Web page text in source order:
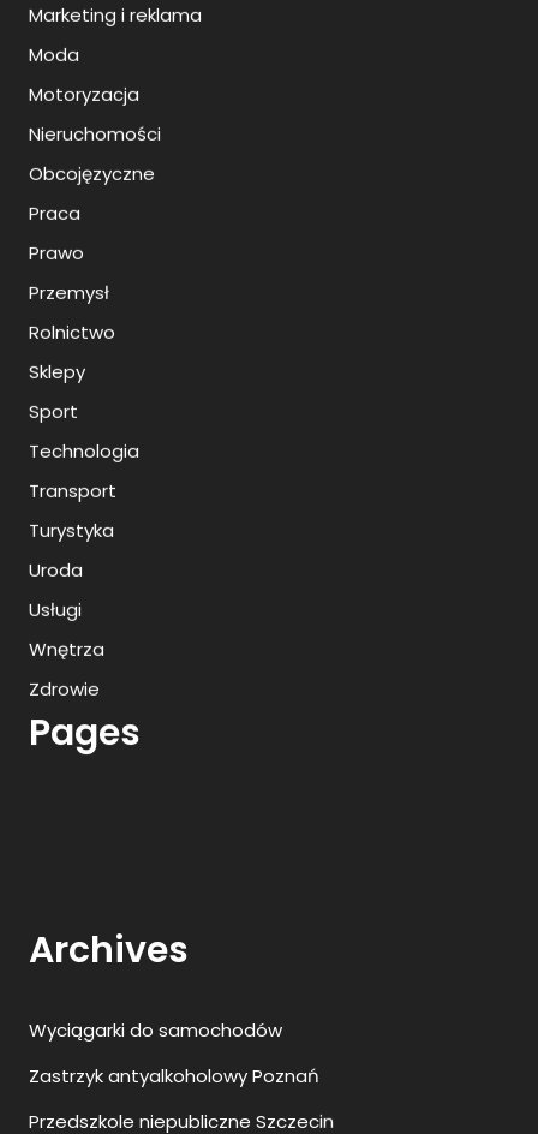
Marketing i reklama
Moda
Motoryzacja
Nieruchomości
Obcojęzyczne
Praca
Prawo
Przemysł
Rolnictwo
Sklepy
Sport
Technologia
Transport
Turystyka
Uroda
Usługi
Wnętrza
Zdrowie
Pages
Zastrzyk antyalkoholowy Poznań
Prywatny ośrodek leczenia uzależnień
Zamknięty ośrodek leczenia uzależnień Warszawa
Najlepsze animacje dla dzieci